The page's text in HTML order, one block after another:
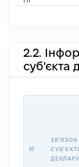
2.2.
суб'єкта
№
ЗВʼЯЗОК